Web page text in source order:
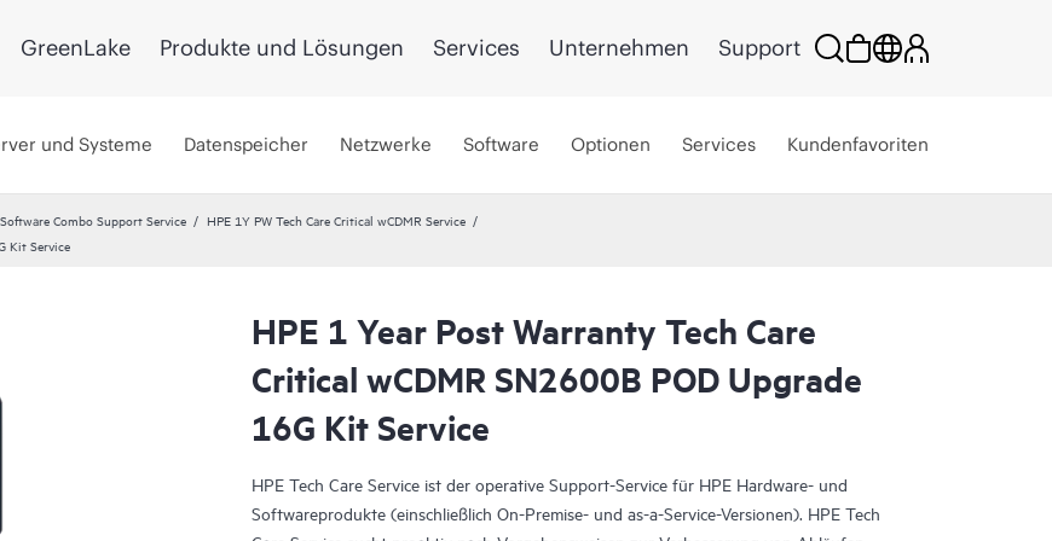
GreenLake Produkte und Lösungen Services Unternehmen Support
und Systeme Datenspeicher Netzwerke Software Optionen Services Kundenfavoriten
Combo Support Service
HPE 1Y PW Tech Care Critical wCDMR Service
Kit Service
HPE 1 Year Post Warranty Tech Care
Critical wCDMR SN2600B POD Upgrade
16G Kit Service
HPE Tech Care Service ist der operative Support-Service für HPE Hardware- und
Softwareprodukte (einschließlich On-Premise- und as-a-Service-Versionen). HPE Tech